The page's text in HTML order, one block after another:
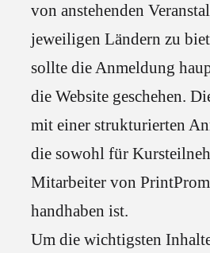
von anstehenden
jeweiligen Ländern zu
sollte die Anmeldung
die Website geschehen.
mit einer strukturierten
die sowohl für
Mitarbeiter von
handhaben ist.
Um die wichtigsten